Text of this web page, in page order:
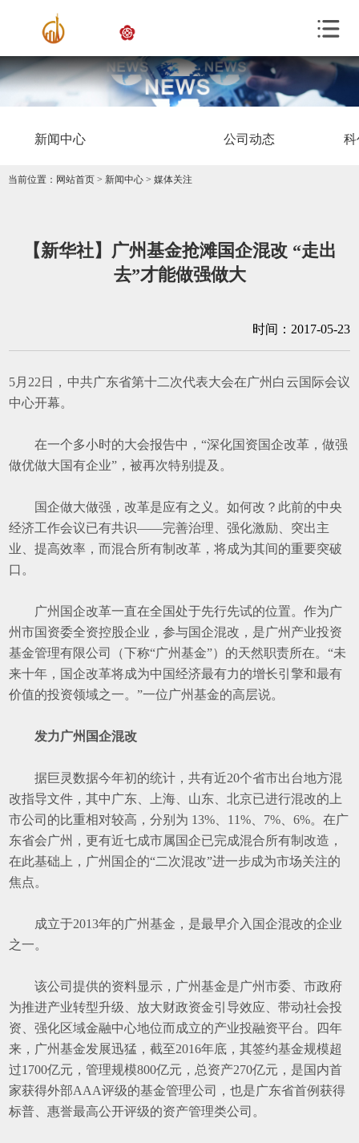
新闻中心 公司动态 科
当前位置： 网站首页 > 新闻中心 > 媒体关注
【新华社】广州基金抢滩国企混改 “走出
去”才能做强做大
时间：2017-05-23
5月 22 日，中共广东省第十二次代表大会在广州白云国际会议
中心开幕。
在一个多小时的大会报告中，“深化国资国企改革，做强
做优做大国有企业” ，被再次特别提及。
国企做大做强，改革是应有之义。如何改？此前的中央
经济工作会议已有共识——完善治理、强化激励、突出主
业、提高效率，而混合所有制改革，将成为其间的重要突破
口。
广州国企改革一直在全国处于先行先试的位置。作为广
州市国资委全资控股企业，参与国企混改，是广州产业投资
基金管理有限公司（下称“广州基金”）的天然职责所在。“未
来十年，国企改革将成为中国经济最有力的增长引擎和最有
价值的投资领域之一。”一位广州基金的高层说。
发力广州国企混改
据巨灵数据今年初的统计，共有近20个省市出台地方混
改指导文件，其中广东、上海、山东、北京已进行混改的上
市公司的比重相对较高，分别为 13% 11% 7% 、6%。在广
东省会广州，更有近七成市属国企已完成混合所有制改造，
在此基础上，广州国企的“二次混改”进一步成为市场关注的
焦点。
成立于2013年的广州基金，是最早介入国企混改的企业
之一。
该公司提供的资料显示，广州基金是广州市委、市政府
为推进产业转型升级、放大财政资金引导效应、带动社会投
资、强化区域金融中心地位而成立的产业投融资平台。四年
来，广州基金发展迅猛，截至2016年底，其签约基金规模超
过1700亿元，管理规模800亿元，总资产270亿元，是国内首
家获得外部AAA评级的基金管理公司，也是广东省首例获得
标普、惠誉最高公开评级的资产管理类公司。